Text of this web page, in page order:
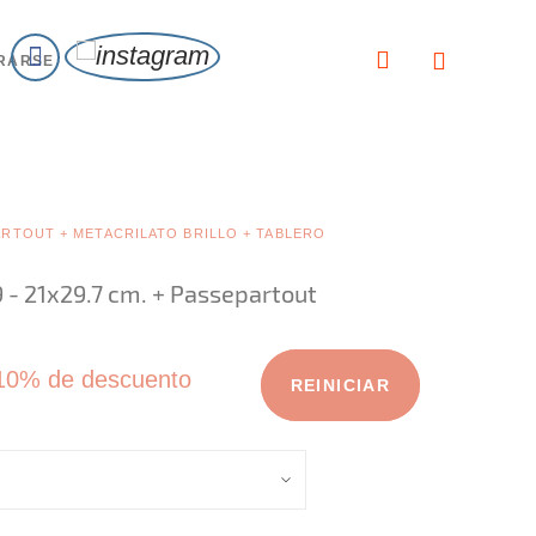
+ METACRILATO BRILLO + TABLERO
21x29.7 cm. + Passepartout
de descuento REINICIAR